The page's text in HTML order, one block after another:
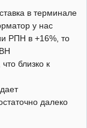
в терминале
у нас
РПН в +16%, то
близко к
далеко